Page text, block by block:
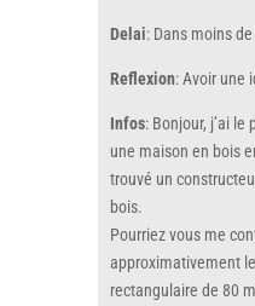
Delai: Dans moins
Reflexion: Avoir une
Infos: Bonjour, j’ai le
une maison en bois
trouvé un
bois.
Pourriez vous me
approximativement
rectangulaire de 80